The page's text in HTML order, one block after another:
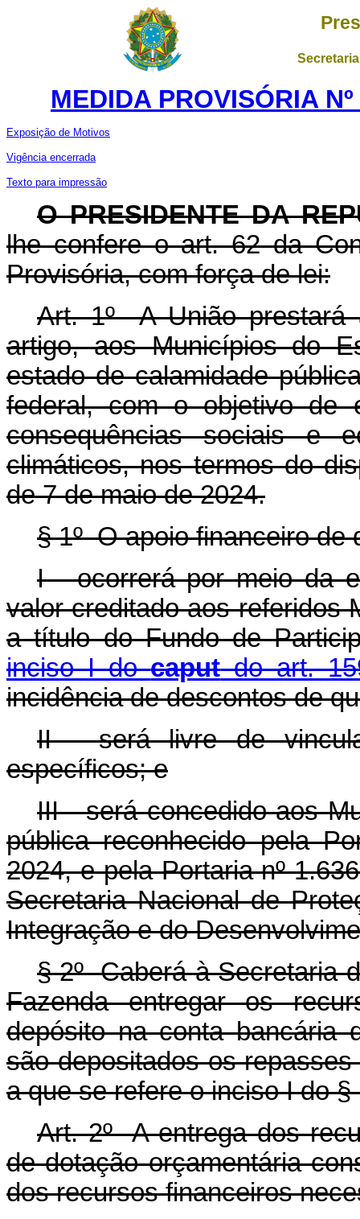
MEDIDA PROVISÓRIA
Exposição de Motivos
Vigência encerrada
Texto para impressão
O PRESIDENTE DA
lhe confere o art. 62 da
Provisória, com força de lei:
Art. 1º A União prestará
artigo, aos Municípios do
estado de calamidade
federal, com o objetivo de
consequências sociais e
climáticos, nos termos do
de 7 de maio de 2024.
§ 1º O apoio financeiro de
I - ocorrerá por meio da
valor creditado aos referidos
a título do Fundo de
inciso I docaputdo art.
incidência de descontos de
II - será livre de
específicos; e
III - será concedido aos
pública reconhecido pela
2024, e pela Portaria nº
Secretaria Nacional de
Integração e do
§ 2º Caberá à Secretaria
Fazenda entregar os
depósito na conta bancária
são depositados os
a que se refere o inciso I do §
Art. 2º A entrega dos
de dotação orçamentária
dos recursos financeiros